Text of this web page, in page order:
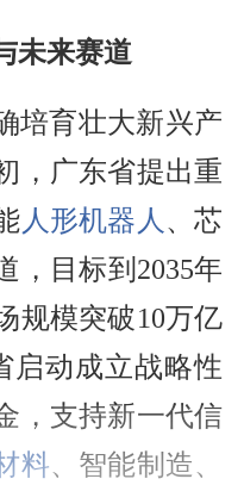
未来赛道
培育壮大新兴产
，广东省提出重
人形机器人 、芯
，目标到2035年
规模突破10万亿
启动成立战略性
，支持新一代信
料、智能制造、